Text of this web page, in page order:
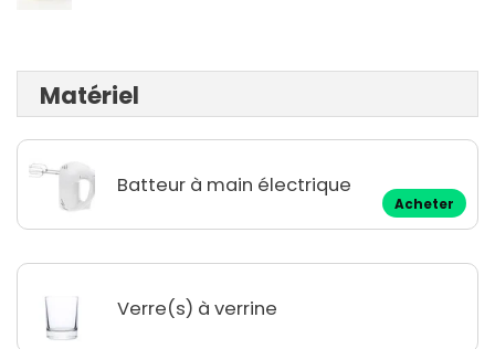
Matériel
Batteur à main électrique
Acheter
Verre(s) à verrine